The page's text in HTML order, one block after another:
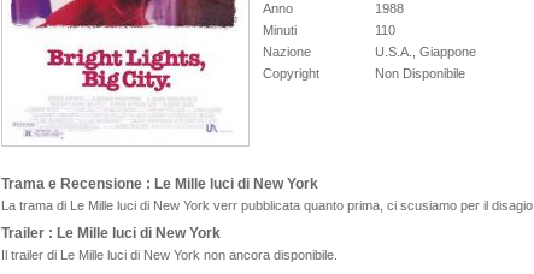
Anno
1988
Minuti
110
Nazione
U.S.A., Giappone
Copyright
Non Disponibile
Trama e Recensione : Le Mille luci di New York
La trama di Le Mille luci di New York verr pubblicata quanto prima, ci scusiamo per il disagio.
Trailer : Le Mille luci di New York
Il trailer di Le Mille luci di New York non ancora disponibile.